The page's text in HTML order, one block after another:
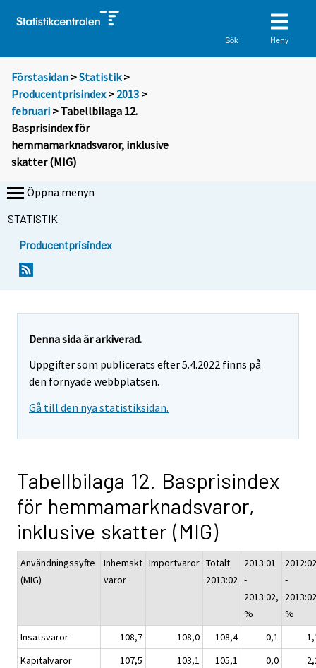
Sök Meny
Förstasidan >Statistik >
Producentprisindex> 2013 >
februari > Tabellbilaga 12.
Basprisindex för
hemmamarknadsvaror, inklusive
skatter (MIG)
Öppna menyn
STATISTIK
Producentprisindex
Denna sida är arkiverad.
Uppgifter som publicerats efter 5.4.2022 finns på
den förnyade webbplatsen.
Gå till den nya statistiksidan.
Tabellbilaga 12. Basprisindex
för hemmamarknadsvaror,
inklusive skatter (MIG)
Användningssyfte
(MIG)
Inhemskt
varor
Importvaror Totalt
2013:02
2013:01
-
2013:02,
%
2012:02
-
%
Insatsvaror
108,7 108,0 108,4 0,1
Kapitalvaror
107,5 103,1 105,1 0,0